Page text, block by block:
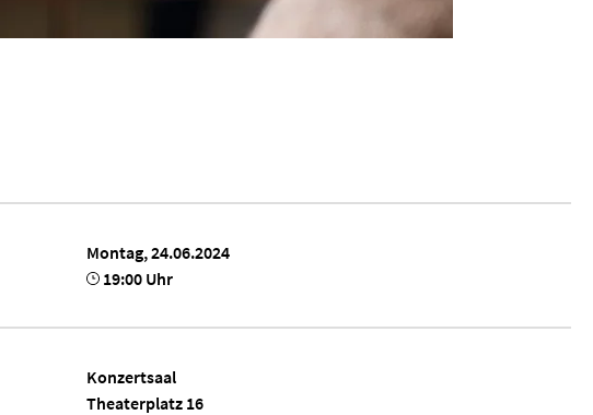
Montag, 24.06.2024
19:00 Uhr
Konzertsaal
Theaterplatz 16